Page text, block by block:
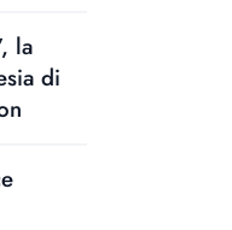
la
di